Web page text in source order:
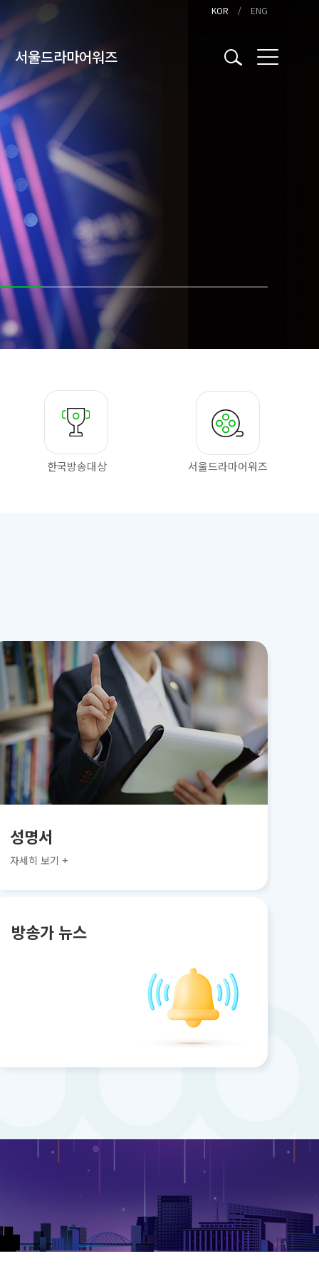
KOR ENG
서울드라마어워즈
한국방송대상 서울드라마어워즈
성명서
자세히 보기 +
방송가 뉴스